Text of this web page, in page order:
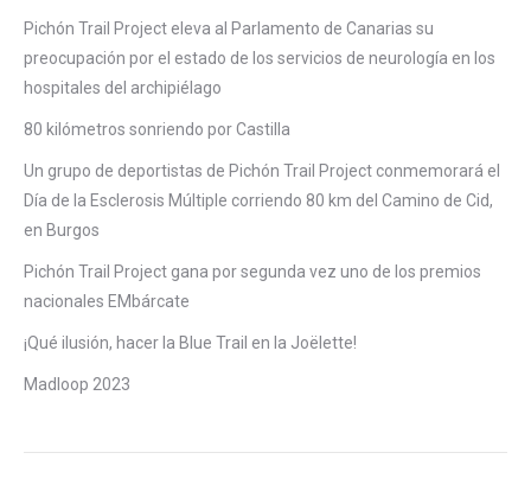
Pichón Trail Project eleva al Parlamento de Canarias su
preocupación por el estado de los servicios de neurología en los
hospitales del archipiélago
80 kilómetros sonriendo por Castilla
Un grupo de deportistas de Pichón Trail Project conmemorará el
Día de la Esclerosis Múltiple corriendo 80 km del Camino de Cid,
en Burgos
Pichón Trail Project gana por segunda vez uno de los premios
nacionales EMbárcate
¡Qué ilusión, hacer la Blue Trail en la Joëlette!
Madloop 2023